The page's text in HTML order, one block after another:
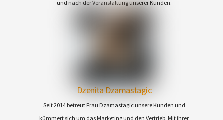
und nach der Veranstaltung unserer Kunden.
Dzenita Dzamastagic
Seit 2014 betreut Frau Dzamastagic unsere Kunden und
kümmert sich um das Marketing und den Vertrieb. Mit ihrer